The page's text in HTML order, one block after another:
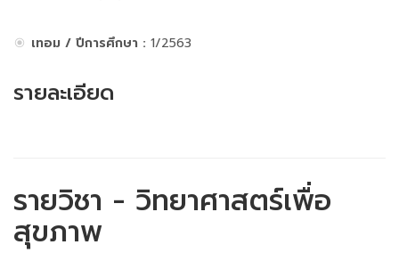
เทอม / ปีการศึกษา : 1/2563
รายละเอียด
รายวิชา - วิทยาศาสตร์เพื่อ
สุขภาพ